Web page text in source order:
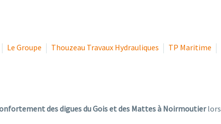
Le Groupe Thouzeau Travaux Hydrauliques TP Maritime
des digues du Gois et des Mattes à Noirmoutierlors